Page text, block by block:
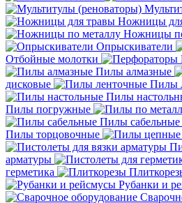
Ножницы
Ножницы
Опрыскиватели
Отбойные молотки
Пилы алмазные
дисковые
Пилы
Пилы
Пилы погружные
Пилы сабельные
Пилы торцовочные
арматуры
герметика
Рубанки и